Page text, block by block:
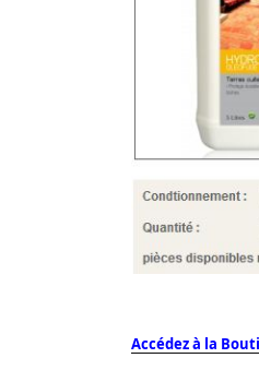
Accédez à la